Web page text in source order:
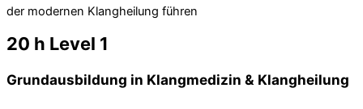
der modernen Klangheilung führen
20 h Level 1
Grundausbildung in Klangmedizin & Klangheilung